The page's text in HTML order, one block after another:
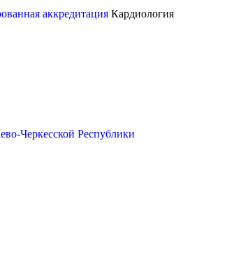
аккредитация Кардиология
Черкесской Республики